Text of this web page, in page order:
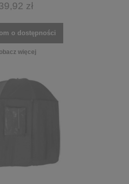
zł
o dostępności
więcej